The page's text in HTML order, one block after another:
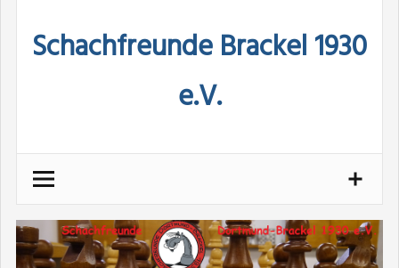
Schachfreunde Brackel 1930
e.V.